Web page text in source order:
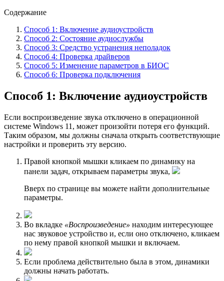
Содержание
Способ 1: Включение аудиоустройств
Способ 2: Состояние аудиослужбы
Способ 3: Средство устранения неполадок
Способ 4: Проверка драйверов
Способ 5: Изменение параметров в БИОС
Способ 6: Проверка подключения
Способ 1: Включение аудиоустройств
Если воспроизведение звука отключено в операционной
системе Windows 11, может произойти потеря его функций.
Таким образом, мы должны сначала открыть соответствующие
настройки и проверить эту версию.
Правой кнопкой мышки кликаем по динамику на
панели задач, открываем параметры звука,
Вверх по странице вы можете найти дополнительные
параметры.
Во вкладке «Воспроизведение» находим интересующее
нас звуковое устройство и, если оно отключено, кликаем
по нему правой кнопкой мышки и включаем.
Если проблема действительно была в этом, динамики
должны начать работать.